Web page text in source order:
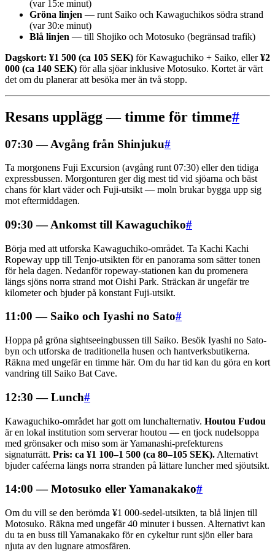
(var 15:e minut)
Gröna linjen — runt Saiko och Kawaguchikos södra strand
(var 30:e minut)
Blå linjen — till Shojiko och Motosuko (begränsad trafik)
Dagskort: ¥1 500 (ca 105 SEK) för Kawaguchiko + Saiko, eller¥2
000 (ca 140 SEK) för alla sjöar inklusive Motosuko. Kortet är värt
det om du planerar att besöka mer än två stopp.
Resans upplägg — timme för timme#
07:30 — Avgång från Shinjuku#
Ta morgonens Fuji Excursion (avgång runt 07:30) eller den tidiga
expressbussen. Morgonturen ger dig mest tid vid sjöarna och bäst
chans för klart väder och Fuji-utsikt — moln brukar bygga upp sig
mot eftermiddagen.
09:30 — Ankomst till Kawaguchiko#
Börja med att utforska Kawaguchiko-området. Ta Kachi Kachi
Ropeway upp till Tenjo-utsikten för en panorama som sätter tonen
för hela dagen. Nedanför ropeway-stationen kan du promenera
längs sjöns norra strand mot Oishi Park. Sträckan är ungefär tre
kilometer och bjuder på konstant Fuji-utsikt.
11:00 — Saiko och Iyashi no Sato#
Hoppa på gröna sightseeingbussen till Saiko. Besök Iyashi no Sato-
byn och utforska de traditionella husen och hantverksbutikerna.
Räkna med ungefär en timme här. Om du har tid kan du göra en kort
vandring till Saiko Bat Cave.
12:30 — Lunch#
Kawaguchiko-området har gott om lunchalternativ. Houtou Fudou
är en lokal institution som serverar houtou — en tjock nudelsoppa
med grönsaker och miso som är Yamanashi-prefekturens
signaturrätt. Pris: ca ¥1 100–1 500 (ca 80–105 SEK). Alternativt
bjuder caféerna längs norra stranden på lättare luncher med sjöutsikt.
14:00 — Motosuko eller Yamanakako#
Om du vill se den berömda ¥1 000-sedel-utsikten, ta blå linjen till
Motosuko. Räkna med ungefär 40 minuter i bussen. Alternativt kan
du ta en buss till Yamanakako för en cykeltur runt sjön eller bara
njuta av den lugnare atmosfären.